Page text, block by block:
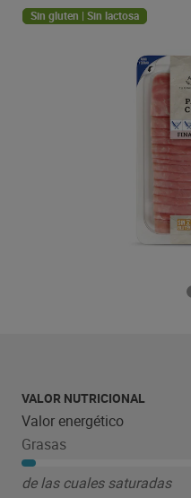
Sin gluten | Sin lactosa
VALOR NUTRICIONAL
Valor energético
Grasas
de las cuales saturadas